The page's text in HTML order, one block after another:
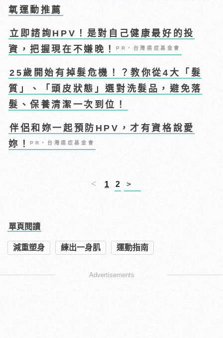
氧運動推薦
立即諮詢HPV！是對自己健康最好的投
資，把握現在不嫌晚！PR・台灣癌症基金會
25歲開始有掉髮危機！？教你從4大「髮
質」、「頭皮狀態」選對洗髮品，避免落
髮、保養清潔一次到位！
伴侶和妳一起預防HPV，才有資格說愛
妳！PR・台灣癌症基金會
< 1 2 >
單頁閱讀
減重塑身 練出一身肌 運動指南
Advertisements